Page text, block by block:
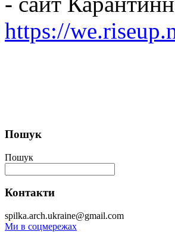
https://
Пошук
Пошук
Контакти
spilka.arch.ukraine@gmail.com
Ми в соцмережах